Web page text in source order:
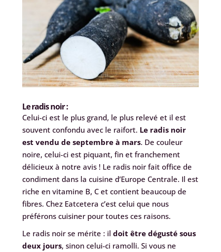
Le radis noir :
Celui-ci est le plus grand, le plus relevé et il est
souvent confondu avec le raifort. Le radis noir
est vendu de septembre à mars. De couleur
noire, celui-ci est piquant, fin et franchement
délicieux à notre avis ! Le radis noir fait office de
condiment dans la cuisine d’Europe Centrale. Il est
riche en vitamine B, C et contient beaucoup de
fibres. Chez Eatcetera c’est celui que nous
préférons cuisiner pour toutes ces raisons.
Le radis noir se mérite : il doit être dégusté sous
deux jours, sinon celui-ci ramolli. Si vous ne